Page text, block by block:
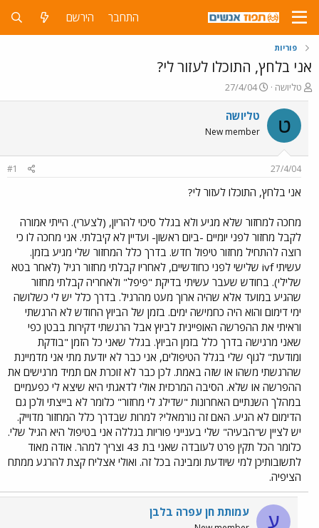
התחבר הירשם
פוריות
אני בלחץ, התוכלו לעזור לי?
פ
ו
ת
ח
ה
ש
א
טליושה
פ
ו
ר
ם
ר
27/4/04
ט טליושה
New member
27/4/04
#1
אני בלחץ, התוכלו לעזור לי?
מחכה למחזור שלא מגיע ולא בגלל סיכוי להריון, (לצערי). הייתי אמורה
לקבל מחזור לפני יומיים -ביום ראשון- ועדיין לא קיבלתי. אני מחכה לו כי
רוצה להתחיל מחזור טיפול חדש. בדרך כלל המחזור שלי מגיע בזמן.
עשיתי ivf שלישי לפני כחודשיים, לאחריו קבלתי מחזור רגיל (לאחר בטא
שלילי). בחודש שעבר עשיתי בדיקת "פיפל" ולאחריה קבלתי מחזור
שהגיע במועד אלא שהיה ארוך מעט מהרגיל. בדרך כלל יש לי כשלושה
ימי דימום והוא היה כחמישה ימים. בזמן של הביוץ החודש לא הרגשתי
וראיתי את ההפרשה האופיינית לביוץ אבל הרגשתי דקירות בבטן כפי
שאני מרגישה בדרך כלל בזמן הביוץ. בגלל שאני כל הזמן "בודקת
ומודעת" לגוף שלי בגלל הטיפולים, אני כבר לא יודעת מתי אני מדמיינת
שהרגשתי משהו או שזה באמת. לכן כבר לא זוכרת אם תמיד מרגישים את
ההפרשה או שלא. הסיבה המרכזית אולי לדאגתי היא שיצא לי כפעמיים
במהלך השנתיים האחרונות "שדילג לי מחזור" כלומר לא בייצתי ולכן גם
הדימום לא הגיע. האם זה נורמאלי? למרות שבדרך כלל המחזור מדוייק.
יש לציין ש"הבעיה" שלי בענייני פוריות בגללה אני בטיפול היא הגיל שלי.
כלומר הכל תקין פרט לעובדה שאני בת 43 וצריך למהר. אודה מאוד
לתשובותיכן למי שיודעת ומבינה בכל זה. ואולי אצליח קצת להרגע ממתח
הציפיה.
ע עמותת חן עפרה בלבן